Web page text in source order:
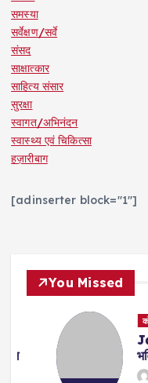
समस्या
सर्वेक्षण/सर्वे
संसद
साक्षात्कार
साहित्य संसार
सुरक्षा
स्वागत/अभिनंदन
स्वास्थ्य एवं चिकित्सा
हज़ारीबाग
[adinserter block="1"]
You Missed